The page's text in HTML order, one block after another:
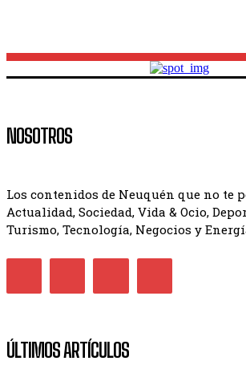
NOSOTROS
Los contenidos de Neuquén que no te
Actualidad, Sociedad, Vida & Ocio,
Turismo, Tecnología, Negocios y
ÚLTIMOS ARTÍCULOS